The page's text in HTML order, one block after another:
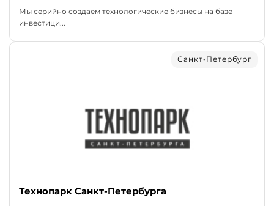
Мы серийно создаем технологические бизнесы на базе
инвестици...
Санкт-Петербург
Технопарк Санкт-Петербурга